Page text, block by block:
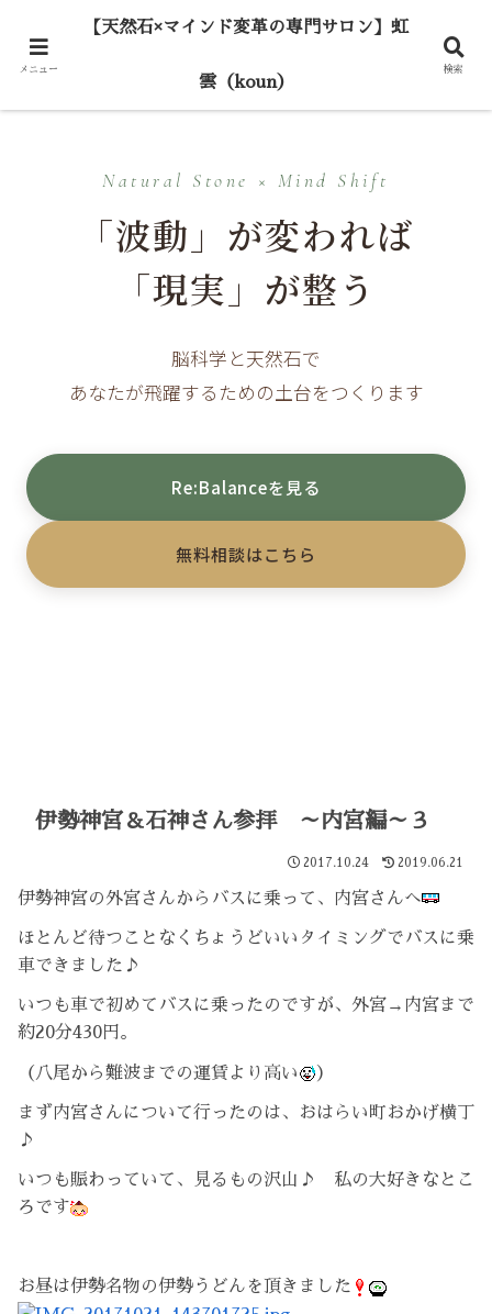
Natural Stone × Mind Shift
「波動」が変われば
「現実」が整う
脳科学と天然石で
あなたが飛躍するための土台をつくります
Re:Balanceを見る
無料相談はこちら
伊勢神宮＆石神さん参拝 ～内宮編～３
2017.10.24 2019.06.21
伊勢神宮の外宮さんからバスに乗って、内宮さんへ
ほとんど待つことなくちょうどいいタイミングでバスに乗
車できました♪
いつも車で初めてバスに乗ったのですが、外宮→内宮まで
約20分430円。
（八尾から難波までの運賃より高い ）
まず内宮さんについて行ったのは、おはらい町おかげ横丁
♪
いつも賑わっていて、見るもの沢山♪ 私の大好きなとこ
ろです
お昼は伊勢名物の伊勢うどんを頂きました
メニュー
【天然石×マインド変革の専門サロン】虹
雲（koun）
検索